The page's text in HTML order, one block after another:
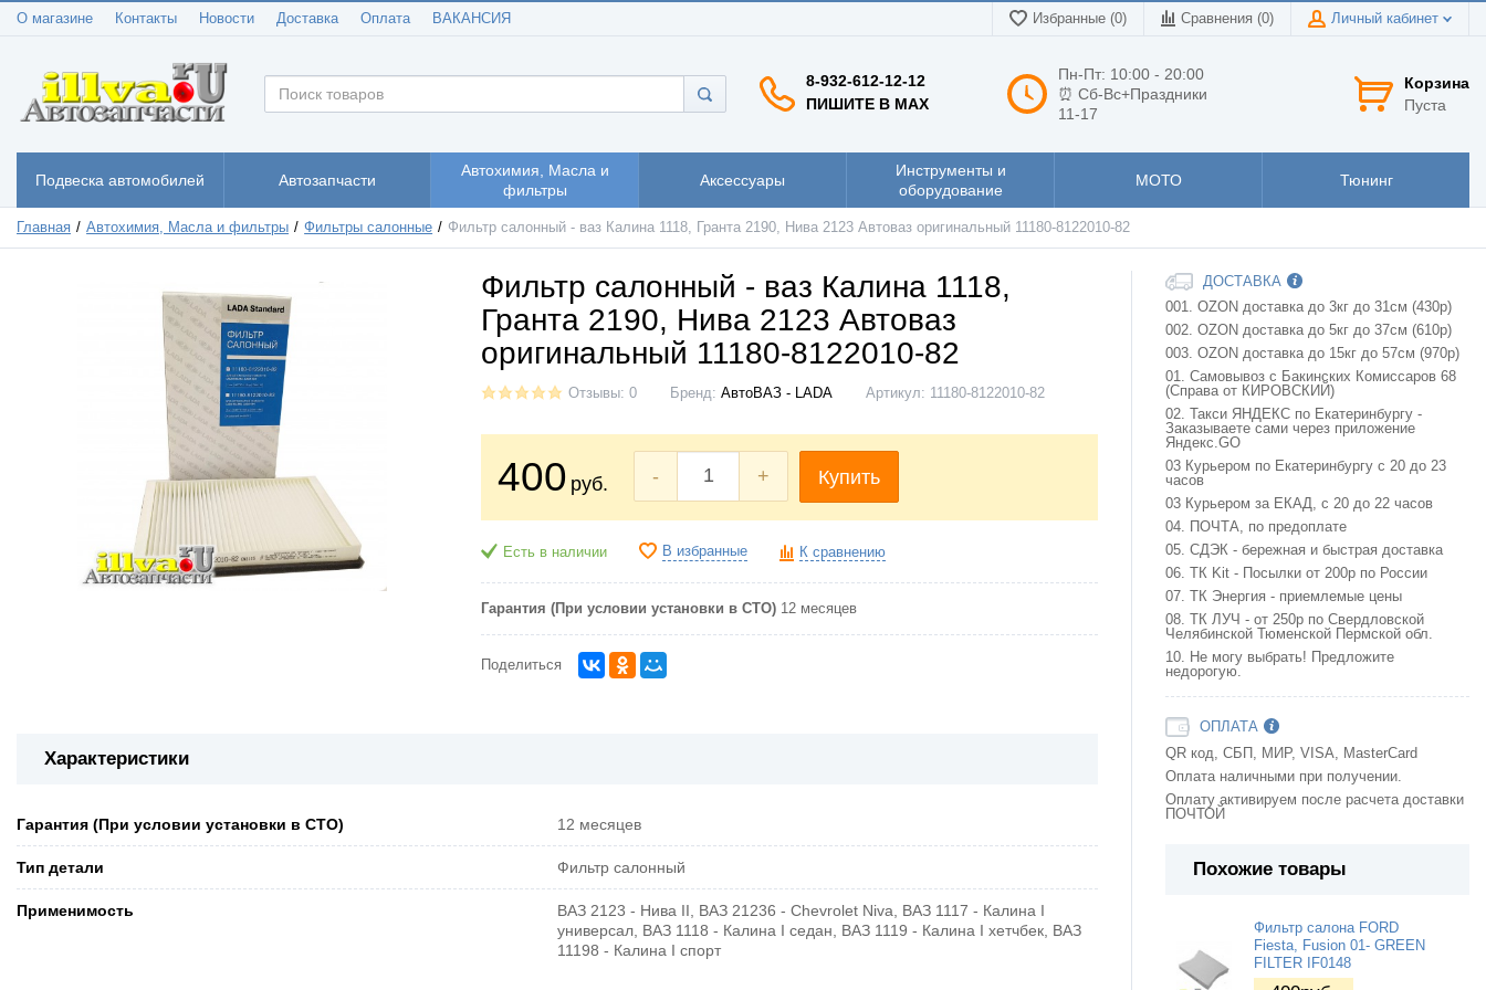
О магазине Контакты Новости Доставка Оплата ВАКАНСИЯ Избранные (0) Сравнения (0) Личный кабинет
8-932-612-12-12
ПИШИТЕ В MAX
Пн-Пт: 10:00 - 20:00
⏰ Сб-Вс+Праздники
11-17
Корзина
Пуста
Подвеска автомобилей Автозапчасти
Автохимия, Масла и
фильтры
Аксессуары
Инструменты и
оборудование
МОТО Тюнинг
Главная Автохимия, Масла и фильтры Фильтры салонные Фильтр салонный - ваз Калина 1118, Гранта 2190, Нива 2123 Автоваз оригинальный 11180-8122010-82
Фильтр салонный - ваз Калина 1118,
Гранта 2190, Нива 2123 Автоваз
оригинальный 11180-8122010-82
Отзывы: 0 Бренд: АвтоВАЗ - LADA Артикул: 11180-8122010-82
400 руб. - + Купить
Есть в наличии В избранные К сравнению
Гарантия (При условии установки в СТО) 12 месяцев
Поделиться
Характеристики
Гарантия (При условии установки в СТО) 12 месяцев
Тип детали Фильтр салонный
Применимость
ВАЗ 2123 - Нива II, ВАЗ 21236 - Chevrolet Niva, ВАЗ 1117 - Калина I
универсал, ВАЗ 1118 - Калина I седан, ВАЗ 1119 - Калина I хетчбек, ВАЗ
11198 - Калина I спорт
ДОСТАВКА
001. OZON доставка до 3кг до 31см (430р)
002. OZON доставка до 5кг до 37см (610р)
003. OZON доставка до 15кг до 57см (970р)
01. Самовывоз с Бакинских Комиссаров 68
(Справа от КИРОВСКИЙ)
02. Такси ЯНДЕКС по Екатеринбургу -
Заказываете сами через приложение
Яндекс.GO
03 Курьером по Екатеринбургу с 20 до 23
часов
03 Курьером за ЕКАД, с 20 до 22 часов
04. ПОЧТА, по предоплате
05. СДЭК - бережная и быстрая доставка
06. ТК Kit - Посылки от 200р по России
07. ТК Энергия - приемлемые цены
08. ТК ЛУЧ - от 250р по Свердловской
Челябинской Тюменской Пермской обл.
10. Не могу выбрать! Предложите
недорогую.
ОПЛАТА
QR код, СБП, МИР, VISA, MasterCard
Оплата наличными при получении.
Оплату активируем после расчета доставки
ПОЧТОЙ
Похожие товары
Фильтр салона FORD
Fiesta, Fusion 01- GREEN
FILTER IF0148